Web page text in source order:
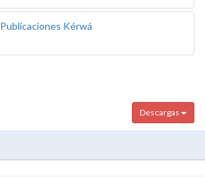
Publicaciones Kérwá
Descargas